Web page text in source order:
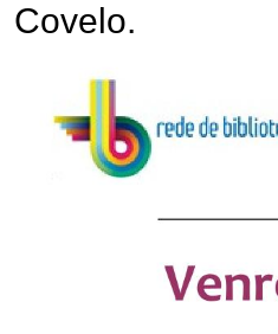
Covelo.